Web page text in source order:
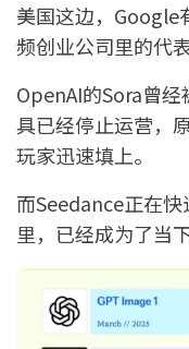
美国这边，Google
频创业公司里的代
OpenAI的Sora曾
具已经停止运营，
玩家迅速填上。
而Seedance正在
里，已经成为了当